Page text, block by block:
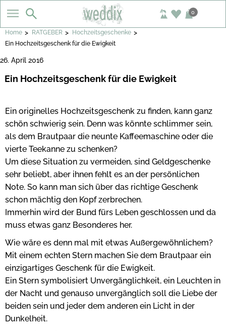
0
Home > RATGEBER > Hochzeitsgeschenke >
Ein Hochzeitsgeschenk für die Ewigkeit
26. April 2016
Ein Hochzeitsgeschenk für die Ewigkeit
Ein originelles Hochzeitsgeschenk zu finden, kann ganz
schön schwierig sein. Denn was könnte schlimmer sein,
als dem Brautpaar die neunte Kaffeemaschine oder die
vierte Teekanne zu schenken?
Um diese Situation zu vermeiden, sind Geldgeschenke
sehr beliebt, aber ihnen fehlt es an der persönlichen
Note. So kann man sich über das richtige Geschenk
schon mächtig den Kopf zerbrechen.
Immerhin wird der Bund fürs Leben geschlossen und da
muss etwas ganz Besonderes her.
Wie wäre es denn mal mit etwas Außergewöhnlichem?
Mit einem echten Stern machen Sie dem Brautpaar ein
einzigartiges Geschenk für die Ewigkeit.
Ein Stern symbolisiert Unvergänglichkeit, ein Leuchten in
der Nacht und genauso unvergänglich soll die Liebe der
beiden sein und jeder dem anderen ein Licht in der
Dunkelheit.